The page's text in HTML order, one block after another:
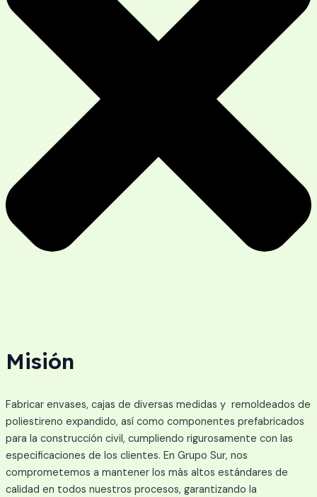
Misión
Fabricar envases, cajas de diversas medidas y remoldeados de
poliestireno expandido, así como componentes prefabricados
para la construcción civil, cumpliendo rigurosamente con las
especificaciones de los clientes. En Grupo Sur, nos
comprometemos a mantener los más altos estándares de
calidad en todos nuestros procesos, garantizando la